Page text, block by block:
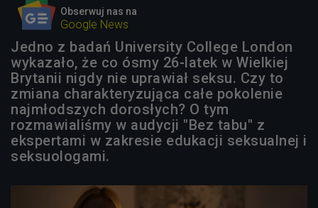
Obserwuj nas na
Google News
Jedno z badań University College London
wykazało, że co ósmy 26-latek w Wielkiej
Brytanii nigdy nie uprawiał seksu. Czy to
zmiana charakteryzująca całe pokolenie
najmłodszych dorosłych? O tym
rozmawialiśmy w audycji "Bez tabu" z
ekspertami w zakresie edukacji seksualnej i
seksuologami.